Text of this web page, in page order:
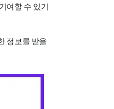
여할 수 있기
정보를 받을